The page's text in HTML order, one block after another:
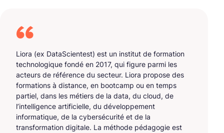
Liora (ex DataScientest) est un institut de formation
technologique fondé en 2017, qui figure parmi les
acteurs de référence du secteur. Liora propose des
formations à distance, en bootcamp ou en temps
partiel, dans les métiers de la data, du cloud, de
l’intelligence artificielle, du développement
informatique, de la cybersécurité et de la
transformation digitale. La méthode pédagogie est